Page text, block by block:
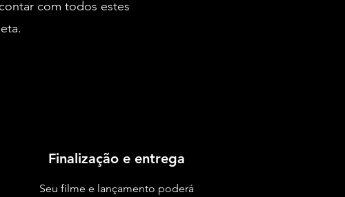
com todos estes
Finalização e entrega
Seu filme e lançamento poderá